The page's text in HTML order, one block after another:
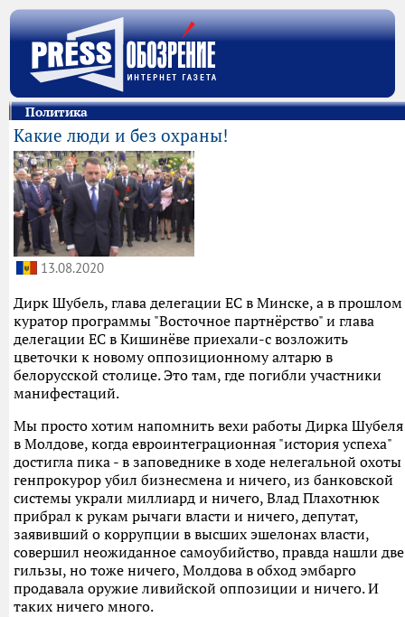
Политика
Какие люди и без охраны!
13.08.2020
Дирк Шубель, глава делегации ЕС в Минске, а в прошлом
куратор программы "Восточное партнёрство" и глава
делегации ЕС в Кишинёве приехали-с возложить
цветочки к новому оппозиционному алтарю в
белорусской столице. Это там, где погибли участники
манифестаций.
Мы просто хотим напомнить вехи работы Дирка Шубеля
в Молдове, когда евроинтеграционная "история успеха"
достигла пика - в заповеднике в ходе нелегальной охоты
генпрокурор убил бизнесмена и ничего, из банковской
системы украли миллиард и ничего, Влад Плахотнюк
прибрал к рукам рычаги власти и ничего, депутат,
заявивший о коррупции в высших эшелонах власти,
совершил неожиданное самоубийство, правда нашли две
гильзы, но тоже ничего, Молдова в обход эмбарго
продавала оружие ливийской оппозиции и ничего. И
таких ничего много.